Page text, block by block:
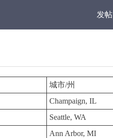
发帖
城市/州
Champaign, IL
Seattle, WA
Ann Arbor, MI